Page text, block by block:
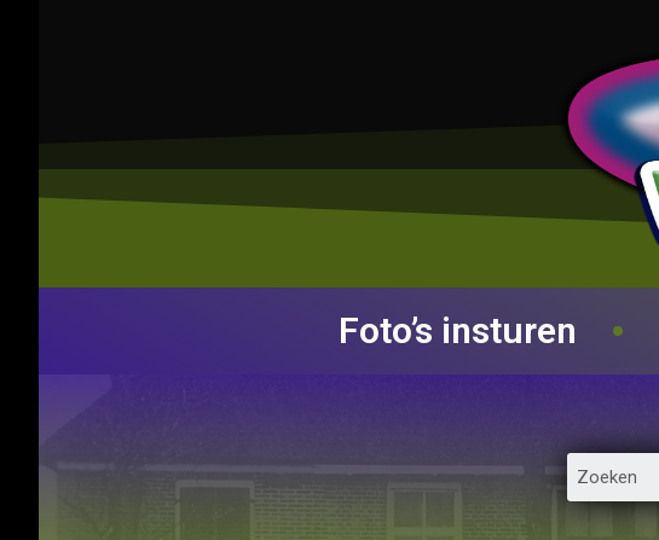
Foto’s insturen